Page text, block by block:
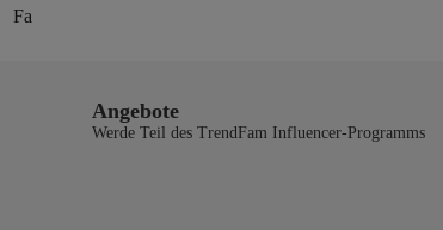
Fa
Angebote
Werde Teil des TrendFam Influencer-Programms